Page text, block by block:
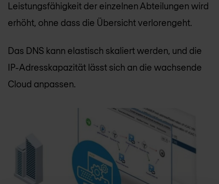
Leistungsfähigkeit der einzelnen Abteilungen wird
erhöht, ohne dass die Übersicht verlorengeht.
Das DNS kann elastisch skaliert werden, und die
IP-Adresskapazität lässt sich an die wachsende
Cloud anpassen.